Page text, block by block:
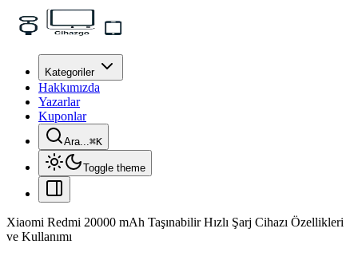
Kategoriler
Hakkımızda
Yazarlar
Kuponlar
Ara...⌘K
Toggle theme
Xiaomi Redmi 20000 mAh Taşınabilir Hızlı Şarj Cihazı Özellikleri
ve Kullanımı